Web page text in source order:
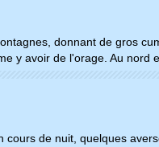
donnant de gros
y avoir de l'orage. Au nord
de nuit, quelques